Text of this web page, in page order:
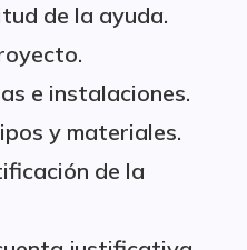
de la ayuda.
e instalaciones.
y materiales.
de la